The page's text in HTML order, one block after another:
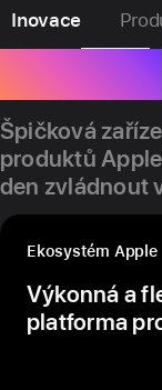
Inovace
Inovace.
Špičková
produktů
den zvládnout
Ekosystém Apple
Výkonná a
platforma